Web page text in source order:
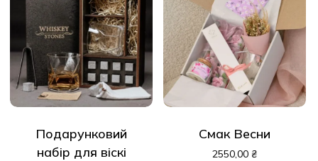
Подарунковий
набір для віскі
Смак Весни
2550,00 ₴